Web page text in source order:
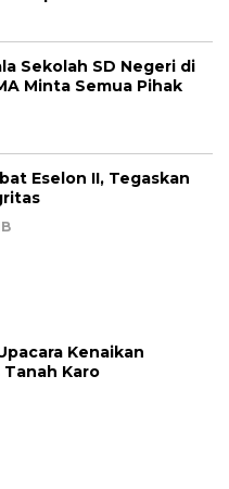
Sekolah SD Negeri di
Minta Semua Pihak
Eselon II, Tegaskan
Kenaikan
Karo